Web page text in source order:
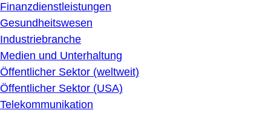
Finanzdienstleistungen
Gesundheitswesen
Industriebranche
Medien und Unterhaltung
Öffentlicher Sektor (weltweit)
Öffentlicher Sektor (USA)
Telekommunikation